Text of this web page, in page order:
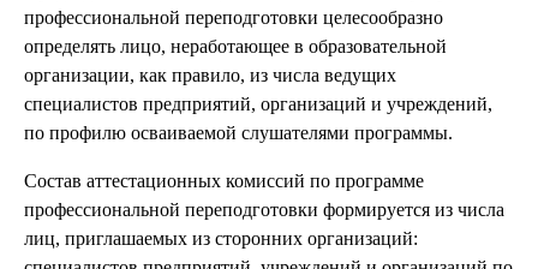
профессиональной переподготовки целесообразно
определять лицо, неработающее в образовательной
организации, как правило, из числа ведущих
специалистов предприятий, организаций и учреждений,
по профилю осваиваемой слушателями программы.
Состав аттестационных комиссий по программе
профессиональной переподготовки формируется из числа
лиц, приглашаемых из сторонних организаций: